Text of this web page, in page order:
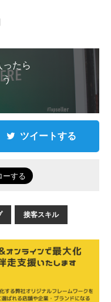
ったら
う
ツイートする
接客スキル